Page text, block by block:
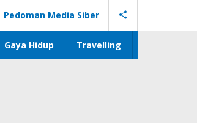
Pedoman Media Siber
Gaya Hidup Travelling